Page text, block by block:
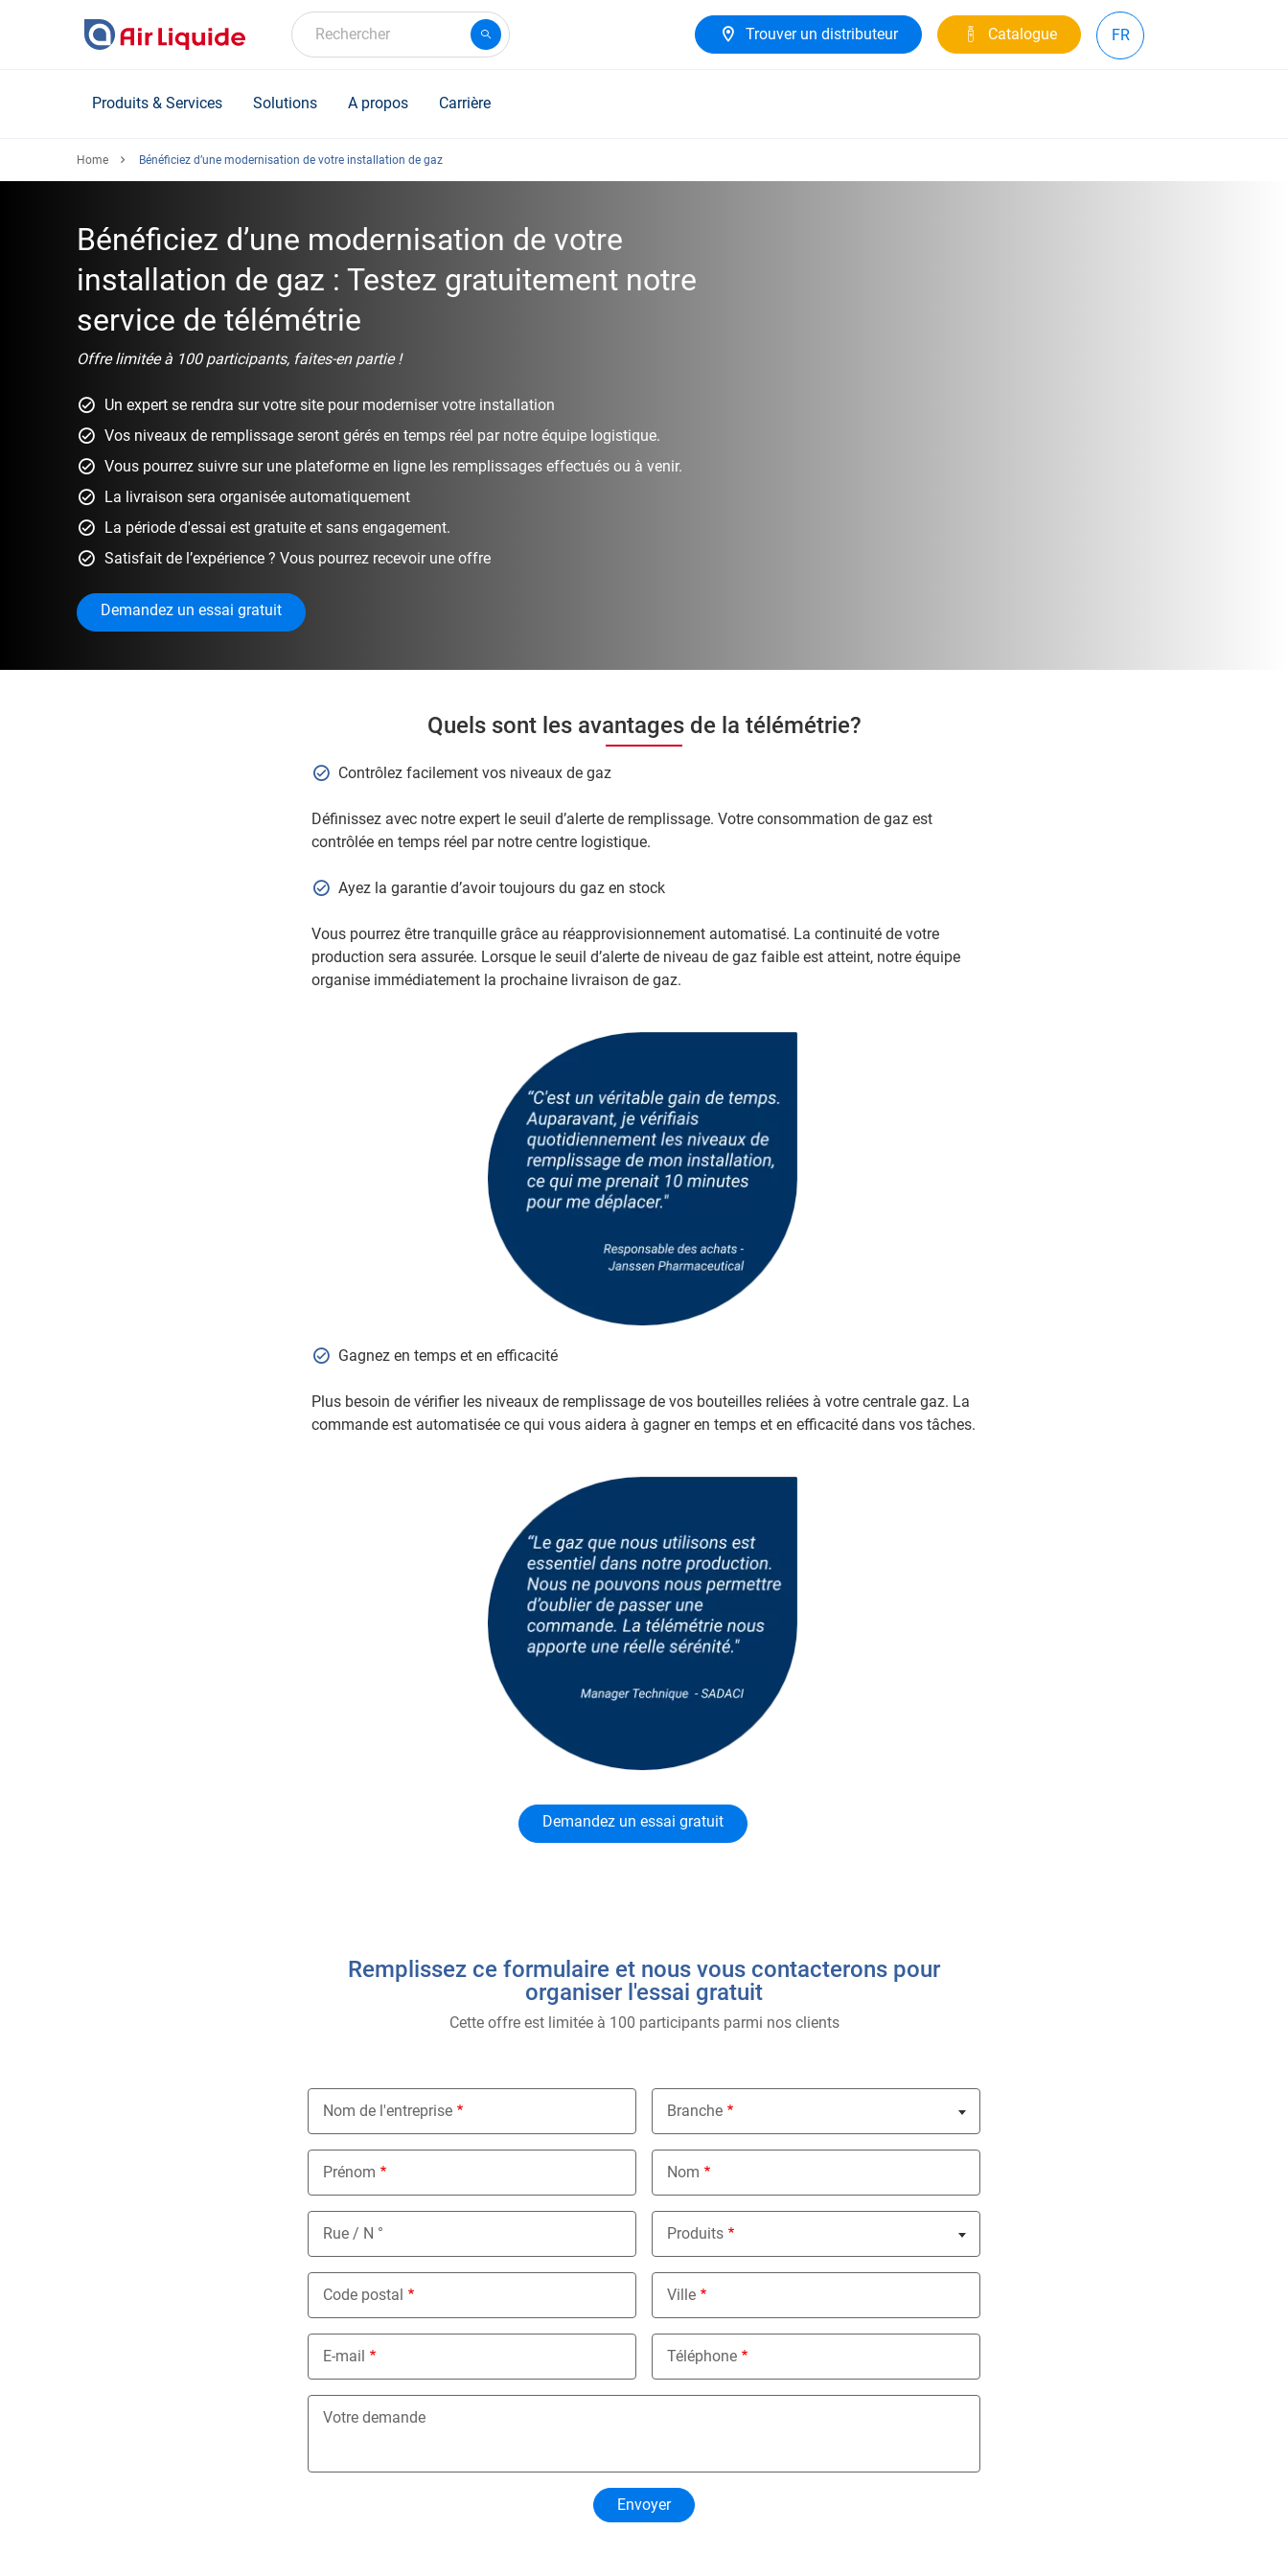
Rechercher Trouver un distributeur Catalogue FR
Produits & Services Solutions A propos Carrière
Home Bénéficiez d’une modernisation de votre installation de gaz
Bénéficiez d’une modernisation de votre
installation de gaz : Testez gratuitement notre
service de télémétrie
Offre limitée à 100 participants, faites-en partie !
Un expert se rendra sur votre site pour moderniser votre installation
Vos niveaux de remplissage seront gérés en temps réel par notre équipe logistique.
Vous pourrez suivre sur une plateforme en ligne les remplissages effectués ou à venir.
La livraison sera organisée automatiquement
La période d'essai est gratuite et sans engagement.
Satisfait de l’expérience ? Vous pourrez recevoir une offre
Demandez un essai gratuit
Quels sont les avantages de la télémétrie?
Contrôlez facilement vos niveaux de gaz
Définissez avec notre expert le seuil d’alerte de remplissage. Votre consommation de gaz est
contrôlée en temps réel par notre centre logistique.
Ayez la garantie d’avoir toujours du gaz en stock
Vous pourrez être tranquille grâce au réapprovisionnement automatisé. La continuité de votre
production sera assurée. Lorsque le seuil d’alerte de niveau de gaz faible est atteint, notre équipe
organise immédiatement la prochaine livraison de gaz.
Gagnez en temps et en efficacité
Plus besoin de vérifier les niveaux de remplissage de vos bouteilles reliées à votre centrale gaz. La
commande est automatisée ce qui vous aidera à gagner en temps et en efficacité dans vos tâches.
Demandez un essai gratuit
Remplissez ce formulaire et nous vous contacterons pour
organiser l'essai gratuit
Cette offre est limitée à 100 participants parmi nos clients
Nom de l'entreprise Branche
Nothing selected
Prénom Nom
Rue / N ° Produits
Nothing selected
Code postal Ville
E-mail Téléphone
Votre demande